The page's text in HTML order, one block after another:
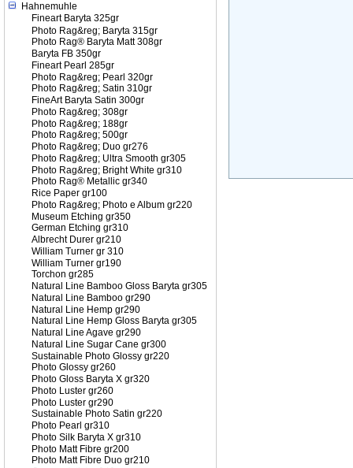
Hahnemuhle
Fineart Baryta 325gr
Photo Rag&reg; Baryta 315gr
Photo Rag® Baryta Matt 308gr
Baryta FB 350gr
Fineart Pearl 285gr
Photo Rag&reg; Pearl 320gr
Photo Rag&reg; Satin 310gr
FineArt Baryta Satin 300gr
Photo Rag&reg; 308gr
Photo Rag&reg; 188gr
Photo Rag&reg; 500gr
Photo Rag&reg; Duo gr276
Photo Rag&reg; Ultra Smooth gr305
Photo Rag&reg; Bright White gr310
Photo Rag® Metallic gr340
Rice Paper gr100
Photo Rag&reg; Photo e Album gr220
Museum Etching gr350
German Etching gr310
Albrecht Durer gr210
William Turner gr 310
William Turner gr190
Torchon gr285
Natural Line Bamboo Gloss Baryta gr305
Natural Line Bamboo gr290
Natural Line Hemp gr290
Natural Line Hemp Gloss Baryta gr305
Natural Line Agave gr290
Natural Line Sugar Cane gr300
Sustainable Photo Glossy gr220
Photo Glossy gr260
Photo Gloss Baryta X gr320
Photo Luster gr260
Photo Luster gr290
Sustainable Photo Satin gr220
Photo Pearl gr310
Photo Silk Baryta X gr310
Photo Matt Fibre gr200
Photo Matt Fibre Duo gr210